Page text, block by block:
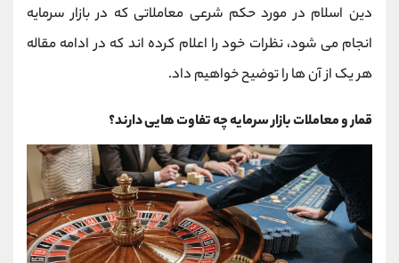
دین اسلام در مورد حکم شرعی معاملاتی که در بازار سرمایه
انجام می شود، نظرات خود را اعلام کرده اند که در ادامه مقاله
هر یک از آن ها را توضیح خواهیم داد.
قمار و معاملات بازار سرمایه چه تفاوت هایی دارند؟